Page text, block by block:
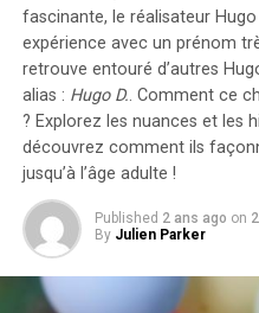
costumes, balais et autres
simplement en jouant (le
numérique jusqu’à
novembre).
Inclusivité et
Personnages
Le nouveau trailer présente
tels que Harry et Draco,
personnages qui ne
fascinante, le réalisateur
expérience avec un prénom
retrouve entouré d’autres
alias : Hugo D.. Comment ce
? Explorez les nuances et les
découvrez comment ils
jusqu’à l’âge adulte !
Published 2 ans ago on
By Julien Parker